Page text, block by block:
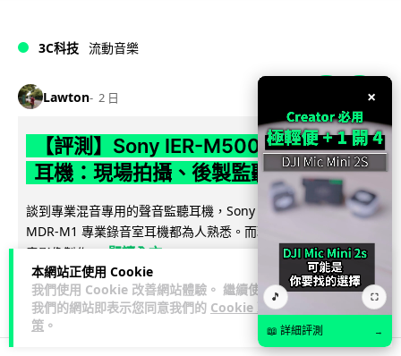
本網站正使用 Cookie
我們使用 Cookie 改善網站體驗。 繼續使用
我們的網站即表示您同意我們的 Cookie 政
策 。
3C科技 流動音樂
Lawton 2 日 89
【評測】Sony IER-M500 入耳式監聽
耳機：現場拍攝、後製監聽與人聲利器
談到專業混音專用的聲音監聽耳機，Sony 經典 MDR-7506 到
MDR-M1 專業錄音室耳機都為人熟悉。而現在舞台製作者與創
意影像製作... 閱讀全文
39 5 ↗ 分享
×
🎵 ⛶
📖 詳細評測 →